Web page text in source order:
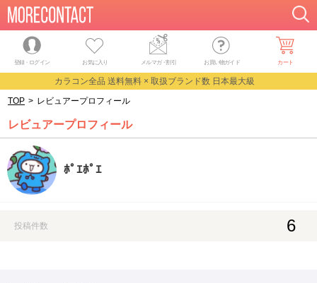
登録・ログイン お気に入り メルマガ・割引 お買い物ガイド カート
カラコン全品 送料無料 × 取扱ブランド数 日本最大級
TOP > レビュアープロフィール
レビュアープロフィール
ﾎﾟｴﾎﾟｴ
投稿件数 6